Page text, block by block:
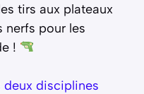
tirs aux plateaux
nerfs pour les
!
deux disciplines